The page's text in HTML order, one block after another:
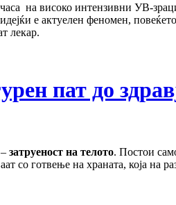
на високо интензивни УВ-
е актуелен феномен,
лекар.
пат до
затруеност на телото. Постои
со готвење на храната, која на